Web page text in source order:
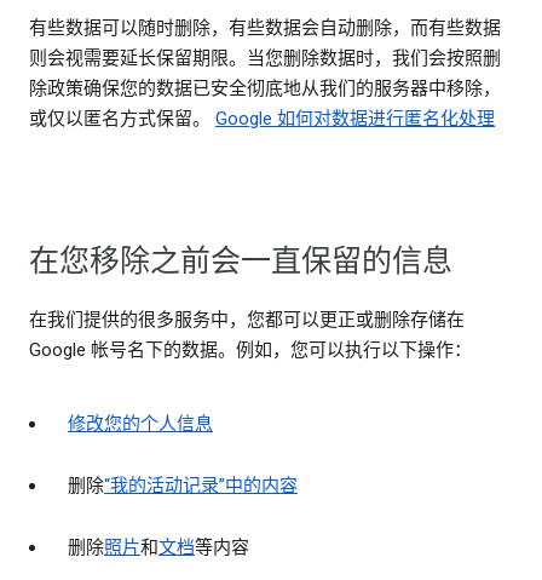
有些数据可以随时删除，有些数据会自动删除，而有些数据
则会视需要延长保留期限。当您删除数据时，我们会按照删
除政策确保您的数据已安全彻底地从我们的服务器中移除，
或仅以匿名方式保留。 Google 如何对数据进行匿名化处理
在您移除之前会一直保留的信息
在我们提供的很多服务中，您都可以更正或删除存储在
Google 帐号名下的数据。例如，您可以执行以下操作：
修改您的个人信息
删除“我的活动记录”中的内容
删除照片和文档等内容